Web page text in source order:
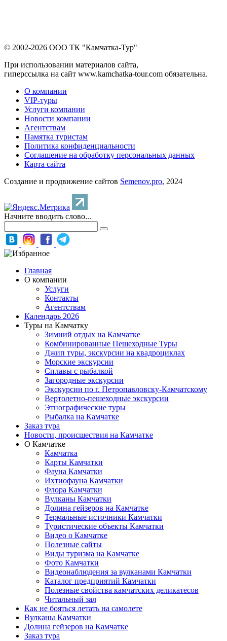
© 2002-2026 ООО ТК "Камчатка-Тур"
При использовании материалов сайта,
гиперссылка на сайт www.kamchatka-tour.com обязательна.
О компании
VIP-туры
Услуги компании
Новости компании
Агентствам
Памятка туристам
Политика конфиденциальности
Соглашение на обработку персональных данных
Карта сайта
Создание и продвижение сайтов Semenov.pro, 2024
Начните вводить слово...
Главная
О компании
Услуги
Контакты
Агентствам
Календарь 2026
Туры на Камчатку
Зимний отдых на Камчатке
Комбинированные Пешеходные Туры
Джип туры, экскурсии на квадроциклах
Морские экскурсии
Сплавы с рыбалкой
Загородные экскурсии
Экскурсии по г. Петропавловску-Камчатскому
Вертолетно-пешеходные экскурсии
Этнографические туры
Рыбалка на Камчатке
Заказ тура
Новости, происшествия на Камчатке
О Камчатке
Камчатка
Карты Камчатки
Фауна Камчатки
Ихтиофауна Камчатки
Флора Камчатки
Вулканы Камчатки
Долина гейзеров на Камчатке
Термальные источники Камчатки
Туристические объекты Камчатки
Видео о Камчатке
Полезные сайты
Виды туризма на Камчатке
Фото Камчатки
Видеонаблюдения за вулканами Камчатки
Каталог предприятий Камчатки
Полезные свойства камчатских деликатесов
Читальный зал
Как не бояться летать на самолете
Вулканы Камчатки
Долина гейзеров на Камчатке
Заказ тура